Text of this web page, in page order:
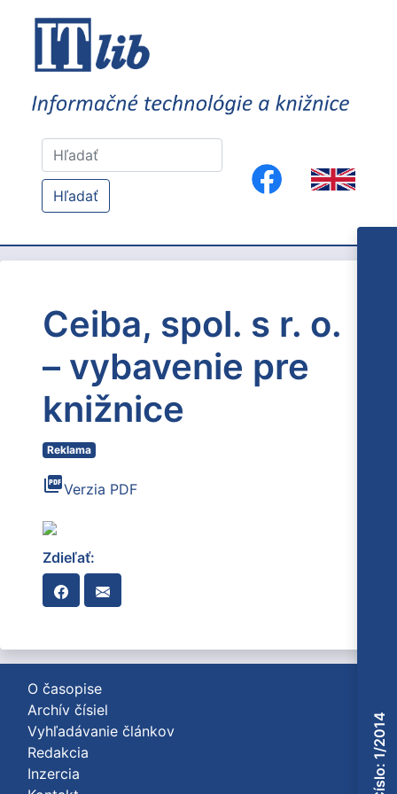
Hľadať
Ceiba, spol. s r. o.
– vybavenie pre
knižnice
Reklama
picture_as_pdfVerzia PDF
Zdieľať:
Číslo: 1/2014
O časopise
Archív čísiel
Vyhľadávanie článkov
Redakcia
Inzercia